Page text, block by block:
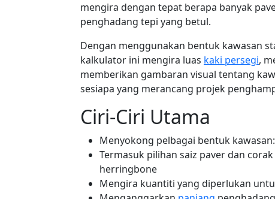
mengira dengan tepat berapa banyak
penghadang tepi yang betul.
Dengan menggunakan bentuk kawasan
kalkulator ini mengira luas kaki persegi,
memberikan gambaran visual tentang
sesiapa yang merancang projek
Ciri-Ciri Utama
Menyokong pelbagai bentuk kawasan:
Termasuk pilihan saiz paver dan
herringbone
Mengira kuantiti yang diperlukan